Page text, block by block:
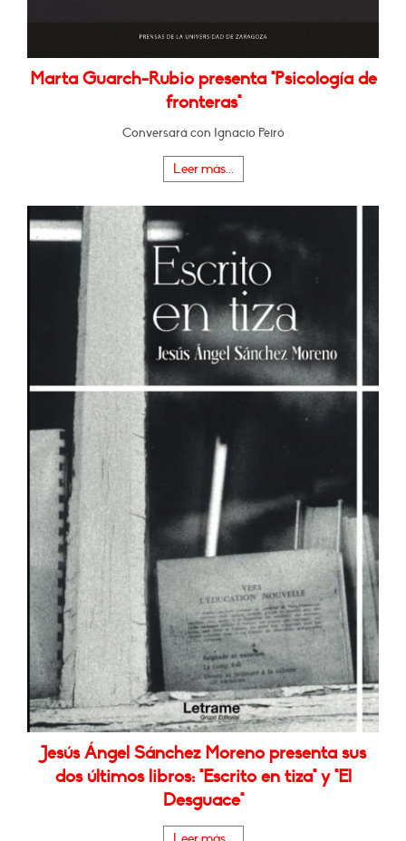
Marta Guarch-Rubio presenta "Psicología de
fronteras"
Conversará con Ignacio Peiró
Leer más...
Jesús Ángel Sánchez Moreno presenta sus
dos últimos libros: "Escrito en tiza" y "El
Desguace"